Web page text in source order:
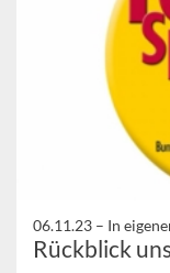
06.11.23 – In
Rückblick